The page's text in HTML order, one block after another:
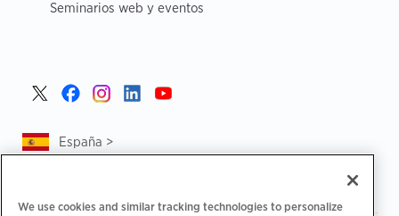
Seminarios web y eventos
España >
We use cookies and similar tracking technologies to personalize